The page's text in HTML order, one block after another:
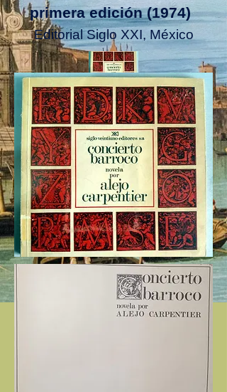
primera edición (1974)
Editorial Siglo XXI, México